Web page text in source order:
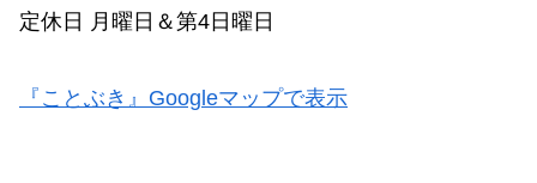
定休日 月曜日＆第4日曜日
『ことぶき』Googleマップで表示